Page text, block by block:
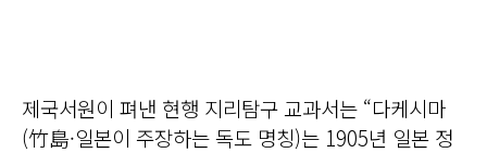
제국서원이 펴낸 현행 지리탐구 교과서는 “다케시마
(竹島·일본이 주장하는 독도 명칭)는 1905년 일본 정